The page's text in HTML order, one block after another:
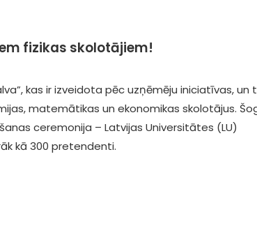
fizikas skolotājiem!
kas ir izveidota pēc uzņēmēju iniciatīvas, un
matemātikas un ekonomikas skolotājus.
ceremonija – Latvijas Universitātes (LU)
kā 300 pretendenti.